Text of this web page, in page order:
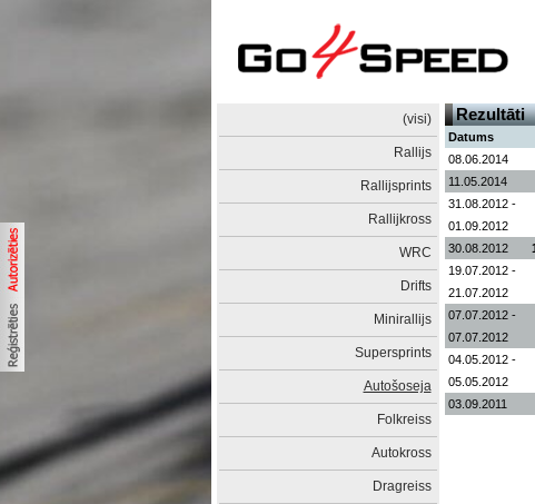
(visi)
Rallijs
Rallijsprints
Rallijkross
WRC
Drifts
Minirallijs
Supersprints
Autošoseja
Folkreiss
Autokross
Dragreiss
Rezultāti
Datums
08.06.2014
11.05.2014
31.08.2012 -
01.09.2012
30.08.2012
19.07.2012 -
21.07.2012
07.07.2012 -
07.07.2012
04.05.2012 -
05.05.2012
03.09.2011